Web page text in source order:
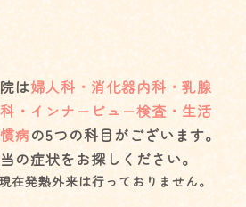
は婦人科・消化器内科・乳腺
・インナービュー検査・生活
病の5つの科目がございます。
の症状をお探しください。
在発熱外来は行っておりません。